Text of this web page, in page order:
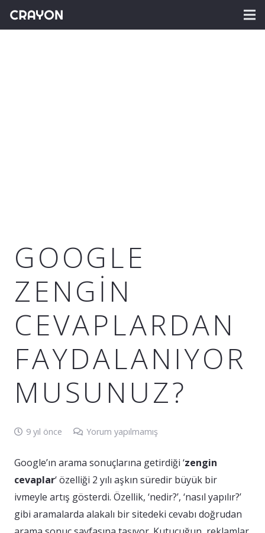
GOOGLE
ZENGIN
CEVAPLARDAN
FAYDALANIYOR
MUSUNUZ?
9 yıl önce Yorum yapılmamış
Google’ın arama sonuçlarına getirdiği ‘zengin
cevaplar‘ özelliği 2 yılı aşkın süredir büyük bir
ivmeyle artış gösterdi. Özellik, ‘nedir?’, ‘nasıl yapılır?’
gibi aramalarda alakalı bir sitedeki cevabı doğrudan